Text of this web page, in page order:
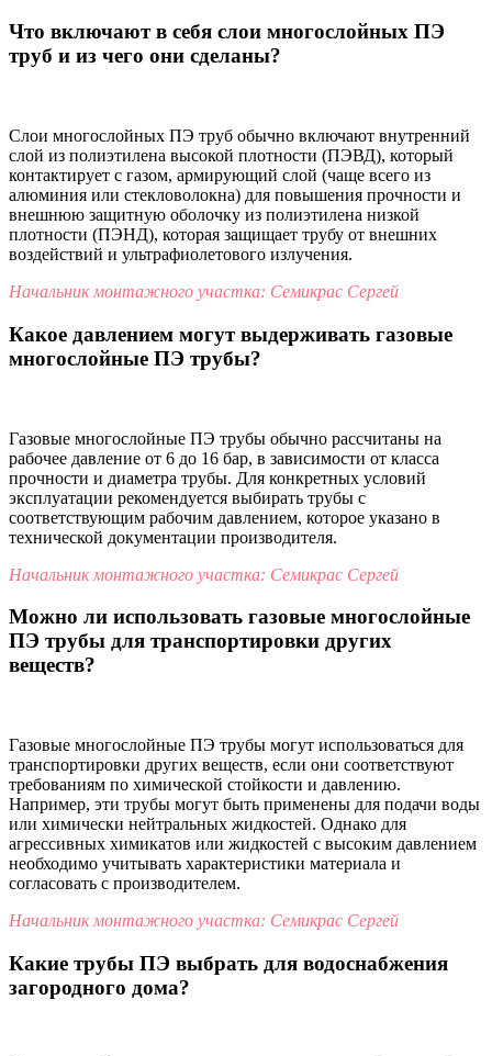
Что включают в себя слои многослойных ПЭ
труб и из чего они сделаны?
Слои многослойных ПЭ труб обычно включают внутренний
слой из полиэтилена высокой плотности (ПЭВД), который
контактирует с газом, армирующий слой (чаще всего из
алюминия или стекловолокна) для повышения прочности и
внешнюю защитную оболочку из полиэтилена низкой
плотности (ПЭНД), которая защищает трубу от внешних
воздействий и ультрафиолетового излучения.
Начальник монтажного участка: Семикрас Сергей
Какое давлением могут выдерживать газовые
многослойные ПЭ трубы?
Газовые многослойные ПЭ трубы обычно рассчитаны на
рабочее давление от 6 до 16 бар, в зависимости от класса
прочности и диаметра трубы. Для конкретных условий
эксплуатации рекомендуется выбирать трубы с
соответствующим рабочим давлением, которое указано в
технической документации производителя.
Начальник монтажного участка: Семикрас Сергей
Можно ли использовать газовые многослойные
ПЭ трубы для транспортировки других
веществ?
Газовые многослойные ПЭ трубы могут использоваться для
транспортировки других веществ, если они соответствуют
требованиям по химической стойкости и давлению.
Например, эти трубы могут быть применены для подачи воды
или химически нейтральных жидкостей. Однако для
агрессивных химикатов или жидкостей с высоким давлением
необходимо учитывать характеристики материала и
согласовать с производителем.
Начальник монтажного участка: Семикрас Сергей
Какие трубы ПЭ выбрать для водоснабжения
загородного дома?